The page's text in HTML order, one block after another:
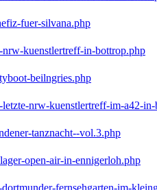
fuer-silvana.php
kuenstlertreff-in-bottrop.php
beilngries.php
nrw-kuenstlertreff-im-a42-
tanznacht--vol.3.php
open-air-in-ennigerloh.php
fernsehgarten-im-